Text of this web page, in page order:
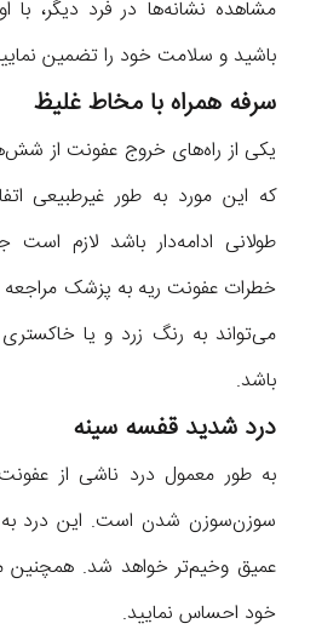
مشاهده نشانه‌ها در فرد دیگر،
باشید و سلامت خود را تضمین
سرفه همراه با مخاط غلیظ
یکی از راه‌های خروج عفونت از
که این مورد به طور غیرطبیعی
طولانی ادامه‌دار باشد لازم
خطرات عفونت ریه به پزشک
می‌تواند به رنگ زرد و یا خاکستری
باشد.
درد شدید قفسه سینه
به طور معمول درد ناشی از
سوزن‌سوزن شدن است. این درد به
عمیق وخیم‌تر خواهد شد. همچنین
خود احساس نمایید.